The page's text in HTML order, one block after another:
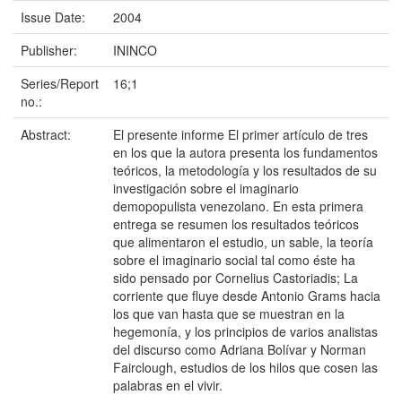
Issue Date:
2004
Publisher:
ININCO
Series/Report
no.:
16;1
Abstract:
El presente informe El primer artículo de tres
en los que la autora presenta los fundamentos
teóricos, la metodología y los resultados de su
investigación sobre el imaginario
demopopulista venezolano. En esta primera
entrega se resumen los resultados teóricos
que alimentaron el estudio, un sable, la teoría
sobre el imaginario social tal como éste ha
sido pensado por Cornelius Castoriadis; La
corriente que fluye desde Antonio Grams hacia
los que van hasta que se muestran en la
hegemonía, y los principios de varios analistas
del discurso como Adriana Bolívar y Norman
Fairclough, estudios de los hilos que cosen las
palabras en el vivir.